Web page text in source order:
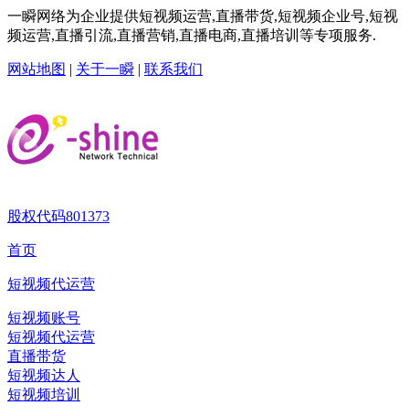
一瞬网络为企业提供短视频运营,直播带货,短视频企业号,短视
频运营,直播引流,直播营销,直播电商,直播培训等专项服务.
网站地图 | 关于一瞬 | 联系我们
股权代码801373
首页
短视频代运营
短视频账号
短视频代运营
直播带货
短视频达人
短视频培训